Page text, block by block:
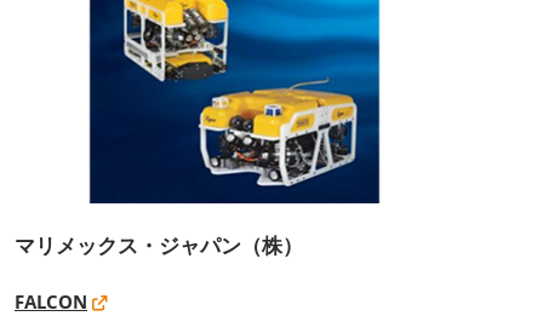
マリメックス・ジャパン（株）
FALCON